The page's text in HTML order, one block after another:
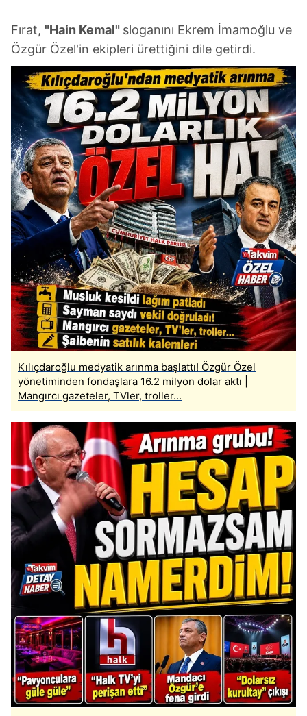
Fırat, "Hain Kemal" sloganını Ekrem İmamoğlu ve
Özgür Özel'in ekipleri ürettiğini dile getirdi.
Kılıçdaroğlu medyatik arınma başlattı! Özgür Özel
yönetiminden fondaşlara 16.2 milyon dolar aktı |
Mangırcı gazeteler, TVler, troller...